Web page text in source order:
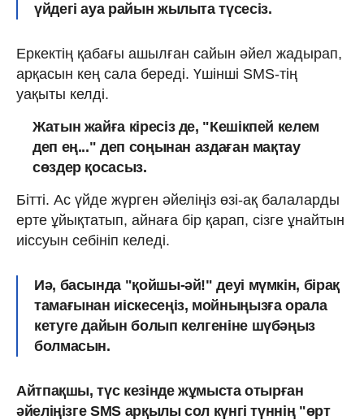
үйдегі ауа райын жылыта түсесіз.
Еркектің қабағы ашылған сайын әйел жадырап,
арқасын кең сала береді. Үшінші SMS-тің
уақыты келді.
Жатын жайға кіресіз де, "Кешікпей келем
деп ең..." деп соңынан аздаған мақтау
сөздер қосасыз.
Бітті. Ас үйде жүрген әйеліңіз өзі-ақ балаларды
ерте ұйықтатып, айнаға бір қарап, сізге ұнайтын
иіссуын себініп келеді.
Иә, басында "қойшы-әй!" деуі мүмкін, бірақ
тамағынан иіскесеңіз, мойныңызға орала
кетуге дайын болып келгеніне шүбәңыз
болмасын.
Айтпақшы, түс кезінде жұмыста отырған
әйеліңізге SMS арқылы сол күнгі түннің "өрт